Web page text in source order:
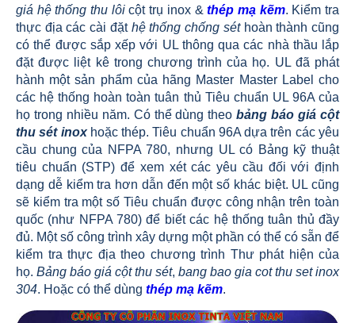
giá hệ thống thu lôicột trụ inox &thép mạ kẽm. Kiểm tra
thực địa các cài đặt hệ thống chống séthoàn thành cũng
có thể được sắp xếp với UL thông qua các nhà thầu lắp
đặt được liệt kê trong chương trình của họ. UL đã phát
hành một sản phẩm của hãng Master Master Label cho
các hệ thống hoàn toàn tuân thủ Tiêu chuẩn UL 96A của
họ trong nhiều năm. Có thể dùng theobảng báo giá cột
thu sét inoxhoặc thép. Tiêu chuẩn 96A dựa trên các yêu
cầu chung của NFPA 780, nhưng UL có Bảng kỹ thuật
tiêu chuẩn (STP) để xem xét các yêu cầu đối với định
dạng dễ kiểm tra hơn dẫn đến một số khác biệt. UL cũng
sẽ kiểm tra một số Tiêu chuẩn được công nhận trên toàn
quốc (như NFPA 780) để biết các hệ thống tuân thủ đầy
đủ. Một số công trình xây dựng một phần có thể có sẵn để
kiểm tra thực địa theo chương trình Thư phát hiện của
họ. Bảng báo giá cột thu sét, bang bao gia cot thu set inox
304. Hoặc có thể dùng thép mạ kẽm.